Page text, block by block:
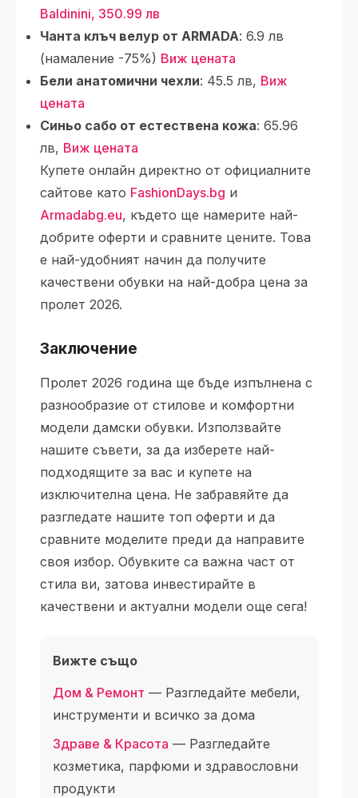
Baldinini, 350.99 лв
Чанта клъч велур от ARMADA: 6.9 лв
(намаление -75%) Виж цената
Бели анатомични чехли: 45.5 лв, Виж
цената
Синьо сабо от естествена кожа: 65.96
лв, Виж цената
Купете онлайн директно от официалните
сайтове като FashionDays.bg и
Armadabg.eu, където ще намерите най-
добрите оферти и сравните цените. Това
е най-удобният начин да получите
качествени обувки на най-добра цена за
пролет 2026.
Заключение
Пролет 2026 година ще бъде изпълнена с
разнообразие от стилове и комфортни
модели дамски обувки. Използвайте
нашите съвети, за да изберете най-
подходящите за вас и купете на
изключителна цена. Не забравяйте да
разгледате нашите топ оферти и да
сравните моделите преди да направите
своя избор. Обувките са важна част от
стила ви, затова инвестирайте в
качествени и актуални модели още сега!
Вижте също
Дом & Ремонт — Разгледайте мебели,
инструменти и всичко за дома
Здраве & Красота — Разгледайте
козметика, парфюми и здравословни
продукти